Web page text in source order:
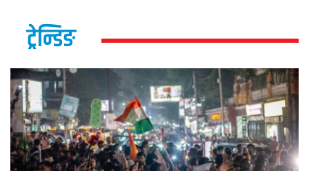
ट्रेन्डिङ